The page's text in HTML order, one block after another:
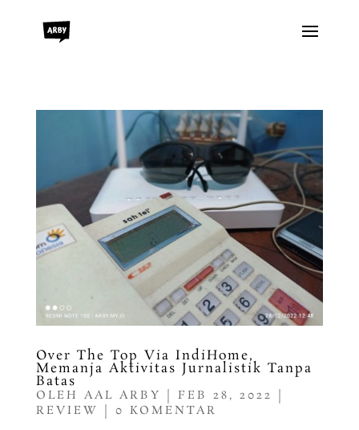
Over The Top Via IndiHome,
Memanja Aktivitas Jurnalistik Tanpa
Batas
OLEH AAL ARBY FEB 28, 2022
REVIEW
0 KOMENTAR